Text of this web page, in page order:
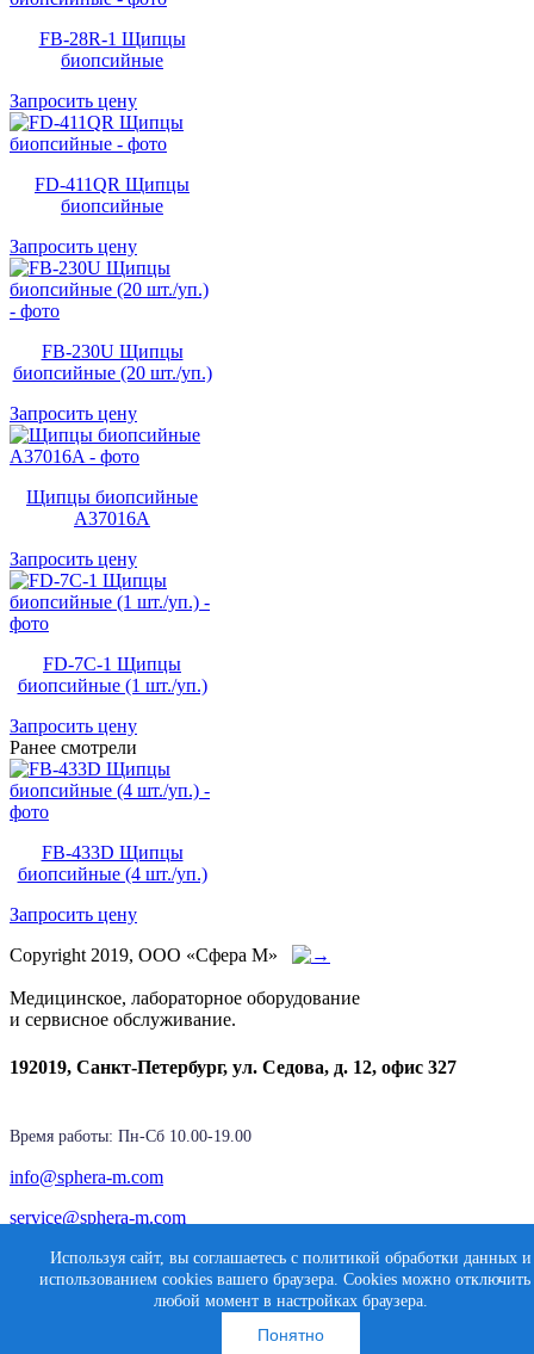
Используя сайт, вы соглашаетесь с политикой обработки данных и
использованием cookies вашего браузера. Cookies можно отключить
любой момент в настройках браузера.
Понятно
FB-28R-1 Щипцы
биопсийные
Запросить цену
FD-411QR Щипцы
биопсийные
Запросить цену
FB-230U Щипцы
биопсийные (20 шт./уп.)
Запросить цену
Щипцы биопсийные
A37016A
Запросить цену
FD-7C-1 Щипцы
биопсийные (1 шт./уп.)
Запросить цену
Ранее смотрели
FB-433D Щипцы
биопсийные (4 шт./уп.)
Запросить цену
Copyright 2019, ООО «Сфера М»
Медицинское, лабораторное оборудование
и сервисное обслуживание.
192019, Санкт-Петербург, ул. Седова, д. 12, офис 327
Время работы: Пн-Cб 10.00-19.00
info@sphera-m.com
service@sphera-m.com
Создание сайта